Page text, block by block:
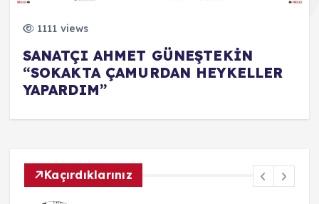
1111 views
SANATÇI AHMET GÜNEŞTEKİN
“SOKAKTA ÇAMURDAN HEYKELLER
YAPARDIM”
Kaçırdıklarınız